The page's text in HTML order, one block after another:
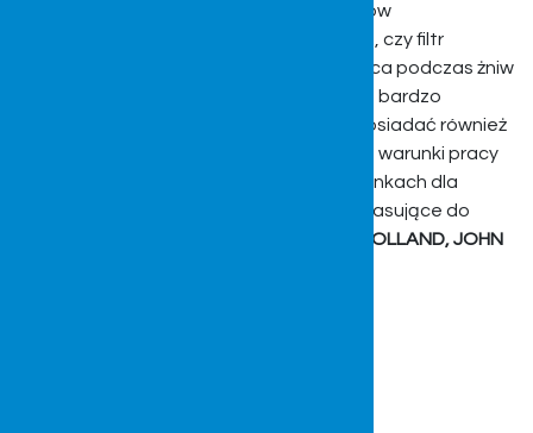
między innymi posiadają system nawiewów
wentylacyjnych, rolety przeciwsłoneczne, czy filtr
oczyszczania powietrza. Dzięki temu praca podczas żniw
jest o wiele bardziej przyjazna, a przy tym bardzo
komfortowa i skuteczna. Kabiny mogą posiadać również
klimatyzację, co zdecydowanie odmienia warunki pracy
w tych najgorszych i niekorzystnych warunkach dla
operatora. Oferujemy kabiny ochronne pasujące do
NEW HOLLAND, JOHN